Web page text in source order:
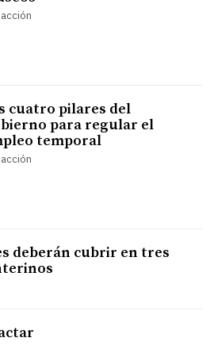
cuatro pilares del
para regular el
temporal
deberán cubrir en tres